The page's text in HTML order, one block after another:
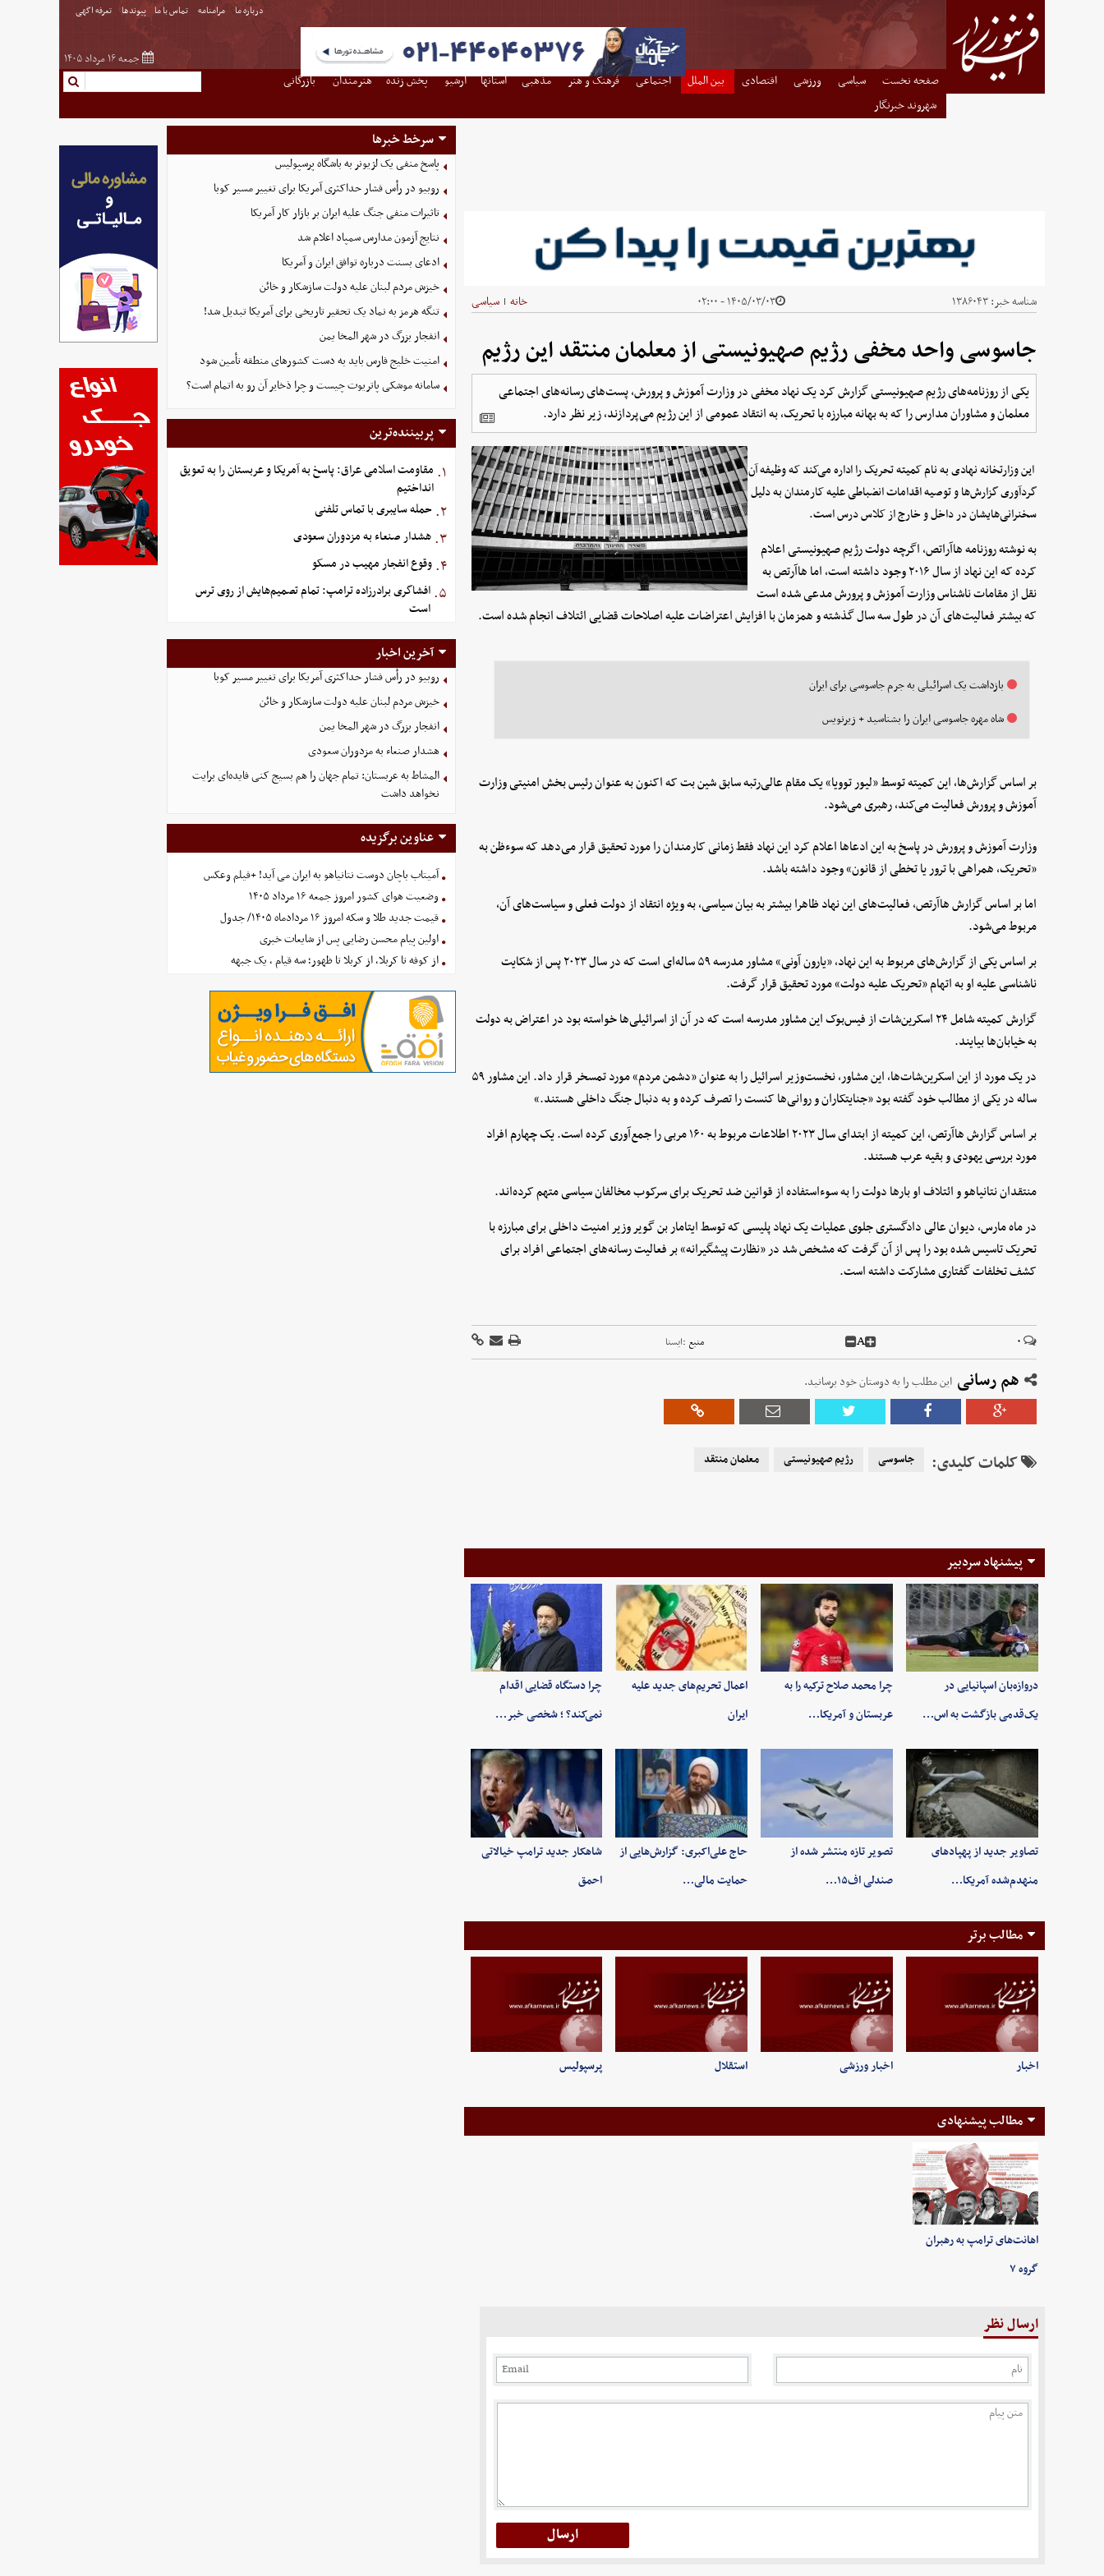
درباره ما مرامنامه تماس با ما پیوندها تعرفه اگهی
جمعه ۱۶ مرداد ۱۴۰۵
صفحه نخست سیاسی ورزشی اقتصادی بین الملل اجتماعی فرهنگ و هنر مذهبی استانها آرشیو پخش زنده هنرمندان
بازرگانی
شهروند خبرنگار
شناسه خبر:۱۳۸۶۰۴۳ ۱۴۰۵/۰۳/۰۳ - ۰۲:۰۰ خانه | سیاسی
جاسوسی واحد مخفی رژیم صهیونیستی از معلمان منتقد این رژیم
یکی از روزنامه‌های رژیم صهیونیستی گزارش کرد یک نهاد مخفی در وزارت آموزش و پرورش، پست‌های رسانه‌های اجتماعی
معلمان و مشاوران مدارس را که به بهانه مبارزه با تحریک، به انتقاد عمومی از این رژیم می‌پردازند، زیر نظر دارد.
این وزارتخانه نهادی به نام کمیته تحریک را اداره می‌کند که وظیفه آن
گردآوری گزارش‌ها و توصیه اقدامات انضباطی علیه کارمندان به دلیل
سخنرانی‌هایشان در داخل و خارج از کلاس درس است.
به نوشته روزنامه هاآراتص، اگرچه دولت رژیم صهیونیستی اعلام
کرده که این نهاد از سال ۲۰۱۶ وجود داشته است، اما هاآرتص به
نقل از مقامات ناشناس وزارت آموزش و پرورش مدعی شده است
که بیشتر فعالیت‌های آن در طول سه سال گذشته و همزمان با افزایش اعتراضات علیه اصلاحات قضایی ائتلاف انجام شده است.
بازداشت یک اسرائیلی به جرم جاسوسی برای ایران
شاه مهره جاسوسی ایران را بشناسید + زیرنویس
بر اساس گزارش‌ها، این کمیته توسط «لیور توویا» یک مقام عالی‌رتبه سابق شین بت که اکنون به عنوان رئیس بخش امنیتی وزارت
آموزش و پرورش فعالیت می‌کند، رهبری می‌شود.
وزارت آموزش و پرورش در پاسخ به این ادعاها اعلام کرد این نهاد فقط زمانی کارمندان را مورد تحقیق قرار می‌دهد که سوءظن به
«تحریک، همراهی با ترور یا تخطی از قانون» وجود داشته باشد.
اما بر اساس گزارش هاآرتص، فعالیت‌های این نهاد ظاهرا بیشتر به بیان سیاسی، به ویژه انتقاد از دولت فعلی و سیاست‌های آن،
مربوط می‌شود.
بر اساس یکی از گزارش‌های مربوط به این نهاد، «یارون آونی» مشاور مدرسه ۵۹ ساله‌ای است که در سال ۲۰۲۳ پس از شکایت
ناشناسی علیه او به اتهام «تحریک علیه دولت» مورد تحقیق قرار گرفت.
گزارش کمیته شامل ۲۴ اسکرین‌شات از فیس‌بوک این مشاور مدرسه است که در آن از اسرائیلی‌ها خواسته بود در اعتراض به دولت
به خیابان‌ها بیایند.
در یک مورد از این اسکرین‌شات‌ها، این مشاور، نخست‌وزیر اسرائیل را به عنوان «دشمن مردم» مورد تمسخر قرار داد. این مشاور ۵۹
ساله در یکی از مطالب خود گفته بود «جنایتکاران و روانی‌ها کنست را تصرف کرده و به دنبال جنگ داخلی هستند.»
بر اساس گزارش هاآرتص، این کمیته از ابتدای سال ۲۰۲۳ اطلاعات مربوط به ۱۶۰ مربی را جمع‌آوری کرده است. یک چهارم افراد
مورد بررسی یهودی و بقیه عرب هستند.
منتقدان نتانیاهو و ائتلاف او بارها دولت را به سوءاستفاده از قوانین ضد تحریک برای سرکوب مخالفان سیاسی متهم کرده‌اند.
در ماه مارس، دیوان عالی دادگستری جلوی عملیات یک نهاد پلیسی که توسط ایتامار بن گویر وزیر امنیت داخلی برای مبارزه با
تحریک تاسیس شده بود را پس از آن گرفت که مشخص شد در «نظارت پیشگیرانه» بر فعالیت رسانه‌های اجتماعی افراد برای
کشف تخلفات گفتاری مشارکت داشته است.
۰ A منبع :ايسنا
هم رسانی این مطلب را به دوستان خود برسانید.
کلمات کلیدی: جاسوسی رژیم صهیونیستی معلمان منتقد
پیشنهاد سردبیر
دروازه‌بان اسپانیایی در
یک‌قدمی بازگشت به اس…
چرا محمد صلاح ترکیه را به
عربستان و آمریکا…
اعمال تحریم‌های جدید علیه
ایران
چرا دستگاه قضایی اقدام
نمی‌کند؟ ؛ شخصی خبر…
تصاویر جدید از پهپادهای
منهدم‌شده آمریکا…
تصویر تازه منتشر شده از
صندلی اف۱۵…
حاج علی‌اکبری: گزارش‌هایی از
حمایت مالی…
شاهکار جدید ترامپ خیالاتی
احمق
مطالب برتر
اخبار اخبار ورزشی استقلال پرسپولیس
مطالب پیشنهادی
اهانت‌های ترامپ به رهبران
گروه ۷
ارسال نظر
سرخط خبرها
پاسخ منفی یک لژیونر به باشگاه پرسپولیس
روبیو در رأس فشار حداکثری آمریکا برای تغییر مسیر کوبا
تاثیرات منفی جنگ علیه ایران بر بازار کار آمریکا
نتایج آزمون مدارس سمپاد اعلام شد
ادعای بسنت درباره توافق ایران و آمریکا
خیزش مردم لبنان علیه دولت سازشکار و خائن
تنگه هرمز به نماد یک تحقیر تاریخی برای آمریکا تبدیل شد!
انفجار بزرگ در شهر المخا یمن
امنیت خلیج فارس باید به دست کشورهای منطقه تأمین شود
سامانه موشکی پاتریوت چیست و چرا ذخایر آن رو به اتمام است؟
پربیننده‌ترین
۱. مقاومت اسلامی عراق: پاسخ به آمریکا و عربستان را به تعویق
انداختیم
۲. حمله سایبری با تماس تلفنی
۳. هشدار صنعاء به مزدوران سعودی
۴. وقوع انفجار مهیب در مسکو
۵. افشاگری برادرزاده ترامپ: تمام تصمیم‌هایش از روی ترس
است
آخرین اخبار
روبیو در رأس فشار حداکثری آمریکا برای تغییر مسیر کوبا
خیزش مردم لبنان علیه دولت سازشکار و خائن
انفجار بزرگ در شهر المخا یمن
هشدار صنعاء به مزدوران سعودی
المشاط به عربستان: تمام جهان را هم بسیج کنی فایده‌ای برایت
نخواهد داشت
عناوین برگزیده
آمیتاب باچان دوست نتانیاهو به ایران می آید! +فیلم وعکس
وضعیت هوای کشور امروز جمعه ۱۶ مرداد ۱۴۰۵
قیمت جدید طلا و سکه امروز ۱۶ مردادماه ۱۴۰۵/ جدول
اولین پیام محسن رضایی پس از شایعات خبری
از کوفه تا کربلا، از کربلا تا ظهور؛ سه قیام ، یک جبهه